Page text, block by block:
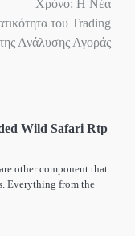
Χρόνο: Η Νέα
του Trading
Ανάλυσης Αγοράς
Wild Safari Rtp
other component that
Everything from the